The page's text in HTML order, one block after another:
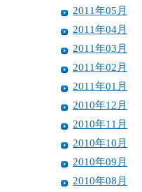
2011年05月
2011年04月
2011年03月
2011年02月
2011年01月
2010年12月
2010年11月
2010年10月
2010年09月
2010年08月